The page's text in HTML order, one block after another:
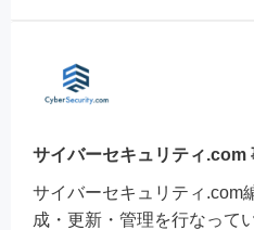
サイバーセキュリティ.com
サイバーセキュリティ.com
成・更新・管理を行なって